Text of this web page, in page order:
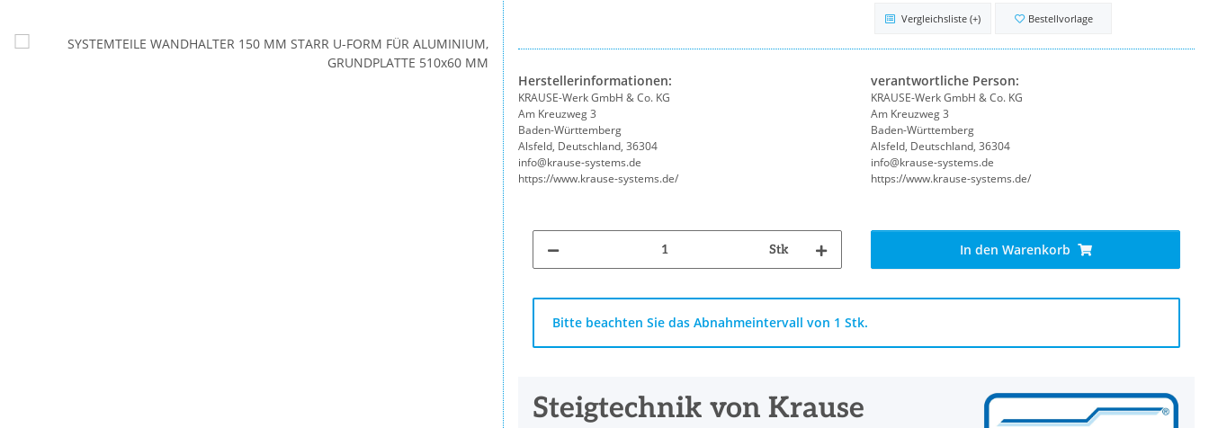
Vergleichsliste (+) Bestellvorlage
Herstellerinformationen:
KRAUSE-Werk GmbH & Co. KG
Am Kreuzweg 3
Baden-Württemberg
Alsfeld, Deutschland, 36304
info@krause-systems.de
https://www.krause-systems.de/
verantwortliche Person:
KRAUSE-Werk GmbH & Co. KG
Am Kreuzweg 3
Baden-Württemberg
Alsfeld, Deutschland, 36304
info@krause-systems.de
https://www.krause-systems.de/
Stk In den Warenkorb
x
Bitte beachten Sie das Abnahmeintervall von 1 Stk.
Steigtechnik von Krause